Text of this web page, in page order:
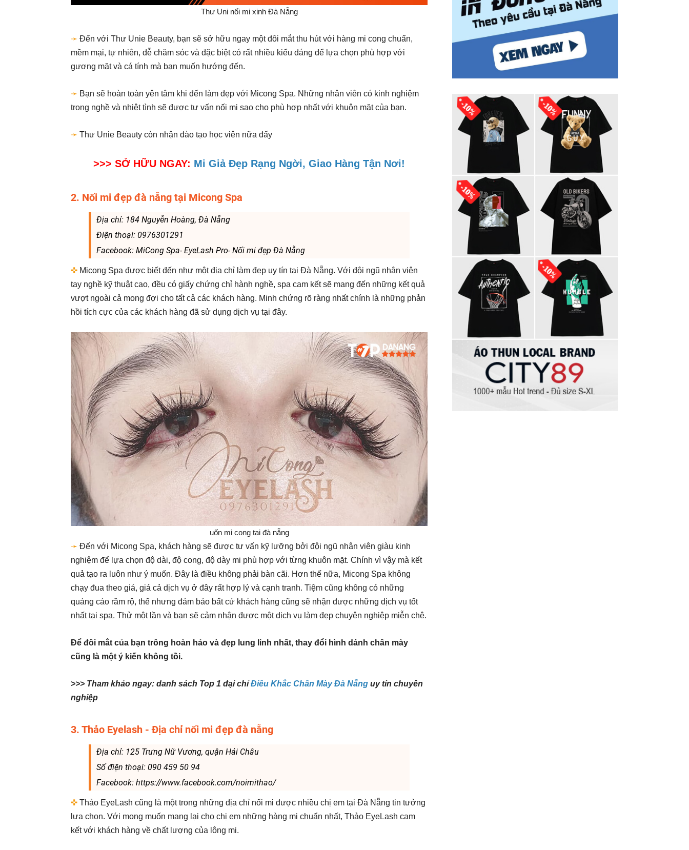
Thư Uni nối mi xinh Đà Nẵng
➛ Đến với Thư Unie Beauty, bạn sẽ sở hữu ngay một đôi mắt thu hút với hàng mi cong chuẩn,
mềm mại, tự nhiên, dễ chăm sóc và đặc biệt có rất nhiều kiểu dáng để lựa chọn phù hợp với
gương mặt và cá tính mà bạn muốn hướng đến.
➛ Bạn sẽ hoàn toàn yên tâm khi đến làm đẹp với Micong Spa. Những nhân viên có kinh nghiệm
trong nghề và nhiệt tình sẽ được tư vấn nối mi sao cho phù hợp nhất với khuôn mặt của bạn.
➛ Thư Unie Beauty còn nhận đào tạo học viên nữa đấy
>>> SỞ HỮU NGAY: Mi Giả Đẹp Rạng Ngời, Giao Hàng Tận Nơi!
2. Nối mi đẹp đà nẵng tại Micong Spa
Địa chỉ: 184 Nguyễn Hoàng, Đà Nẵng
Điện thoại: 0976301291
Facebook: MiCong Spa- EyeLash Pro- Nối mi đẹp Đà Nẵng
✜ Micong Spa được biết đến như một địa chỉ làm đẹp uy tín tại Đà Nẵng. Với đội ngũ nhân viên
tay nghề kỹ thuật cao, đều có giấy chứng chỉ hành nghề, spa cam kết sẽ mang đến những kết quả
vượt ngoài cả mong đợi cho tất cả các khách hàng. Minh chứng rõ ràng nhất chính là những phản
hồi tích cực của các khách hàng đã sử dụng dịch vụ tại đây.
uốn mi cong tại đà nẵng
➛ Đến với Micong Spa, khách hàng sẽ được tư vấn kỹ lưỡng bởi đội ngũ nhân viên giàu kinh
nghiệm để lựa chọn độ dài, độ cong, độ dày mi phù hợp với từng khuôn mặt. Chính vì vậy mà kết
quả tạo ra luôn như ý muốn. Đây là điều không phải bàn cãi. Hơn thế nữa, Micong Spa không
chạy đua theo giá, giá cả dịch vụ ở đây rất hợp lý và cạnh tranh. Tiệm cũng không có những
quảng cáo rầm rộ, thế nhưng đảm bảo bất cứ khách hàng cũng sẽ nhận được những dịch vụ tốt
nhất tại spa. Thử một lần và bạn sẽ cảm nhận được một dịch vụ làm đẹp chuyên nghiệp miễn chê.
Để đôi mắt của bạn trông hoàn hảo và đẹp lung linh nhất, thay đổi hình dánh chân mày
cũng là một ý kiến không tồi.
>>> Tham khảo ngay: danh sách Top 1 đại chỉ Điêu Khắc Chân Mày Đà Nẵng uy tín chuyên
nghiệp
3. Thảo Eyelash - Địa chỉ nối mi đẹp đà nẵng
Địa chỉ: 125 Trưng Nữ Vương, quận Hải Châu
Số điện thoại: 090 459 50 94
Facebook: https://www.facebook.com/noimithao/
✜ Thảo EyeLash cũng là một trong những địa chỉ nối mi được nhiều chị em tại Đà Nẵng tin tưởng
lựa chọn. Với mong muốn mang lại cho chị em những hàng mi chuẩn nhất, Thảo EyeLash cam
kết với khách hàng về chất lượng của lông mi.